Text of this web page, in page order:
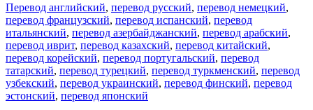
Перевод английский, перевод русский, перевод немецкий,
перевод французский, перевод испанский, перевод
итальянский, перевод азербайджанский, перевод арабский,
перевод иврит, перевод казахский, перевод китайский,
перевод корейский, перевод португальский, перевод
татарский, перевод турецкий, перевод туркменский, перевод
узбекский, перевод украинский, перевод финский, перевод
эстонский, перевод японский